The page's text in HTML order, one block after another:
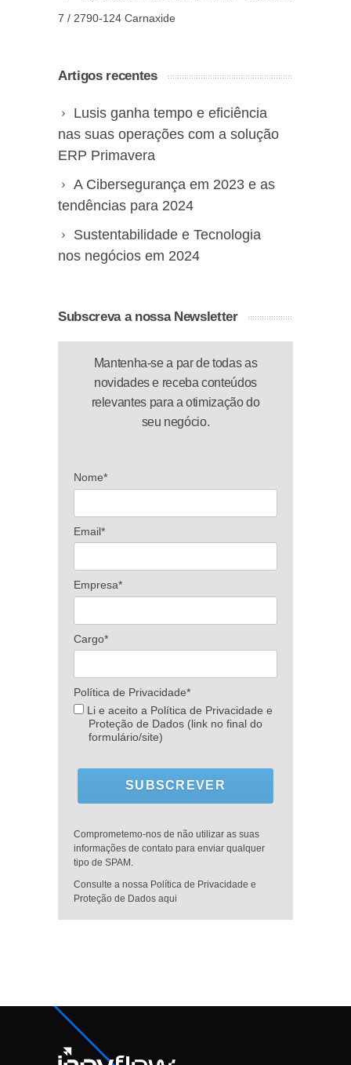
7 / 2790-124 Carnaxide
Artigos recentes
Lusis ganha tempo e eficiência
nas suas operações com a solução
ERP Primavera
A Cibersegurança em 2023 e as
tendências para 2024
Sustentabilidade e Tecnologia
nos negócios em 2024
Subscreva a nossa Newsletter
Mantenha-se a par de todas as
novidades e receba conteúdos
relevantes para a otimização do
seu negócio.
Nome*
Email*
Empresa*
Cargo*
Política de Privacidade*
Li e aceito a Política de Privacidade e
Proteção de Dados (link no final do
formulário/site)
SUBSCREVER
Comprometemo-nos de não utilizar as suas
informações de contato para enviar qualquer
tipo de SPAM.
Consulte a nossa Política de Privacidade e
Proteção de Dados aqui